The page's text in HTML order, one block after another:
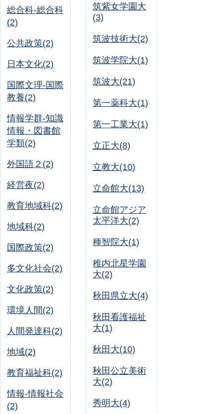
総合科-総合科
(2)
公共政策(2)
日本文化(2)
国際文理-国際
教養(2)
情報学群-知識
情報・図書館
学類(2)
外国語２(2)
経営夜(2)
教育地域科(2)
地域科(2)
国際政策(2)
多文化社会(2)
文化政策(2)
環境人間(2)
人間発達科(2)
地域(2)
教育福祉科(2)
情報-情報社会
(2)
筑紫女学園大
(3)
筑波技術大(2)
筑波学院大(1)
筑波大(21)
第一薬科大(1)
第一工業大(1)
立正大(8)
立教大(10)
立命館大(13)
立命館アジア
太平洋大(2)
種智院大(1)
稚内北星学園
大(2)
秋田県立大(4)
秋田看護福祉
大(1)
秋田大(10)
秋田公立美術
大(2)
秀明大(4)